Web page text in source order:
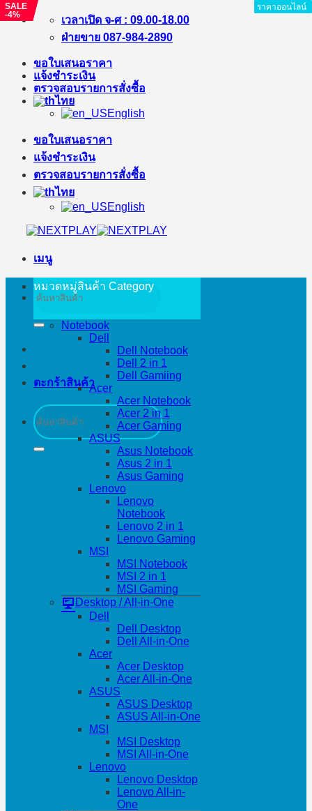
ข้าม
เนื้อหา
เวลาเปิด จ-ศ : 09.00-18.00
ฝ่ายขาย 087-984-2890
ขอใบเสนอราคา
แจ้งชำระเงิน
ตรวจสอบรายการสั่งซื้อ
ไทย
English
ขอใบเสนอราคา
แจ้งชำระเงิน
ตรวจสอบรายการสั่งซื้อ
ไทย
English
เมนู
ค้นหา:
ตะกร้าสินค้า
ค้นหา:
หมวดหมู่สินค้า Category
Notebook
Dell
Dell Notebook
Dell 2 in 1
Dell Gamiing
Acer
Acer Notebook
Acer 2 in 1
Acer Gaming
ASUS
Asus Notebook
Asus 2 in 1
Asus Gaming
Lenovo
Lenovo
Notebook
Lenovo 2 in 1
Lenovo Gaming
MSI
MSI Notebook
MSI 2 in 1
MSI Gaming
Desktop / All-in-One
Dell
Dell Desktop
Dell All-in-One
Acer
Acer Desktop
Acer All-in-One
ASUS
ASUS Desktop
ASUS All-in-One
MSI
MSI Desktop
MSI All-in-One
Lenovo
Lenovo Desktop
Lenovo All-in-
One
ราคาออนไลน์
SALE
-4%
ราคาออนไลน์
ราคาออนไลน์
SALE
-3%
ราคาออนไลน์
SALE
-5%
ราคาออนไลน์
SALE
-4%
ราคาออนไลน์
ราคาออนไลน์
ราคาออนไลน์